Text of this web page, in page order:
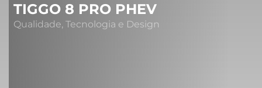
TIGGO 8 PRO PHEV
Qualidade, Tecnologia e Design